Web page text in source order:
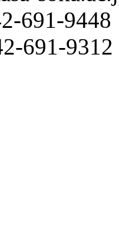
691-9448
691-9312